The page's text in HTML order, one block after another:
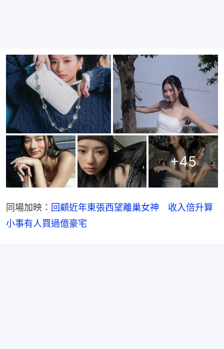
+45
同場加映： 回顧近年東張西望離巢女神　收入倍升算
小事有人買過億豪宅